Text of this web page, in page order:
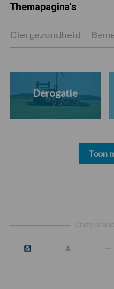
Themapagina's
Diergezondheid
Derogatie
Toon
Onze